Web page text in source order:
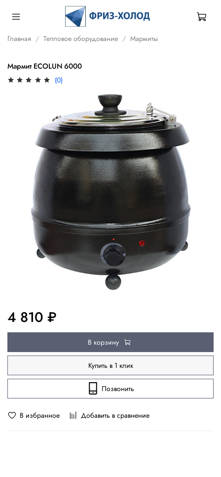
Главная Тепловое оборудование Мармиты
Мармит ECOLUN 6000
(0)
В избранное Добавить в сравнение
4 810 ₽
В корзину
Купить в 1 клик
Позвонить